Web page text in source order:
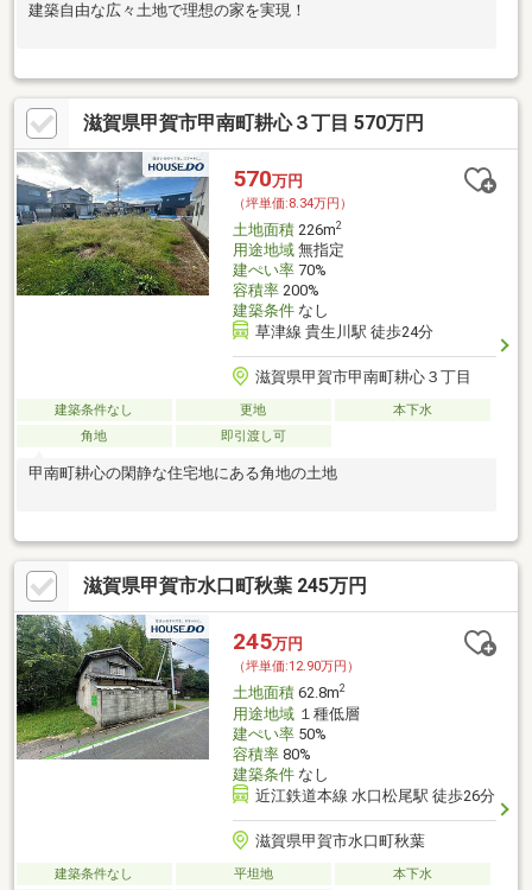
建築自由な広々土地で理想の家を実現！
滋賀県甲賀市甲南町耕心３丁目 570万円
570万円
（坪単価:8.34万円）
土地面積226m2
用途地域無指定
建ぺい率70%
容積率200%
建築条件なし
草津線 貴生川駅 徒歩24分
滋賀県甲賀市甲南町耕心３丁目
建築条件なし 更地
本下水
角地
即引渡し可
甲南町耕心の閑静な住宅地にある角地の土地
滋賀県甲賀市水口町秋葉 245万円
245万円
（坪単価:12.90万円）
土地面積62.8m2
用途地域１種低層
建ぺい率50%
容積率80%
建築条件なし
近江鉄道本線 水口松尾駅 徒歩26分
滋賀県甲賀市水口町秋葉
建築条件なし 平坦地
本下水